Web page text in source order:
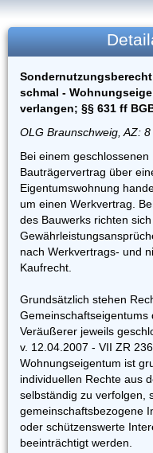
schmal -
verlangen; §§ 631 ff
OLG Braunschweig, AZ:
Bei einem geschlossenen
Bauträgervertrag über
Eigentumswohnung
um einen Werkvertrag.
des Bauwerks richten
nach Werkvertrags- und
Kaufrecht.
Grundsätzlich stehen
Veräußerer jeweils
v. 12.04.2007 - VII ZR
Wohnungseigentum ist
individuellen Rechte aus
selbständig zu verfolgen,
gemeinschaftsbezogene
oder schützenswerte
beeinträchtigt werden.